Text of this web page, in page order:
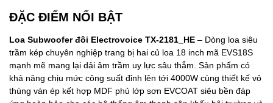
ĐẶC ĐIỂM NỔI BẬT
Loa Subwoofer đôi Electrovoice TX-2181_HE – Dòng loa siêu
trầm kép chuyên nghiệp trang bị hai củ loa 18 inch mã EVS18S
mạnh mẽ mang lại dải âm trầm uy lực sâu thẳm. Sản phẩm có
khả năng chịu mức công suất đỉnh lên tới 4000W cùng thiết kế vỏ
thùng ván ép kết hợp MDF phủ lớp sơn EVCOAT siêu bền đáp